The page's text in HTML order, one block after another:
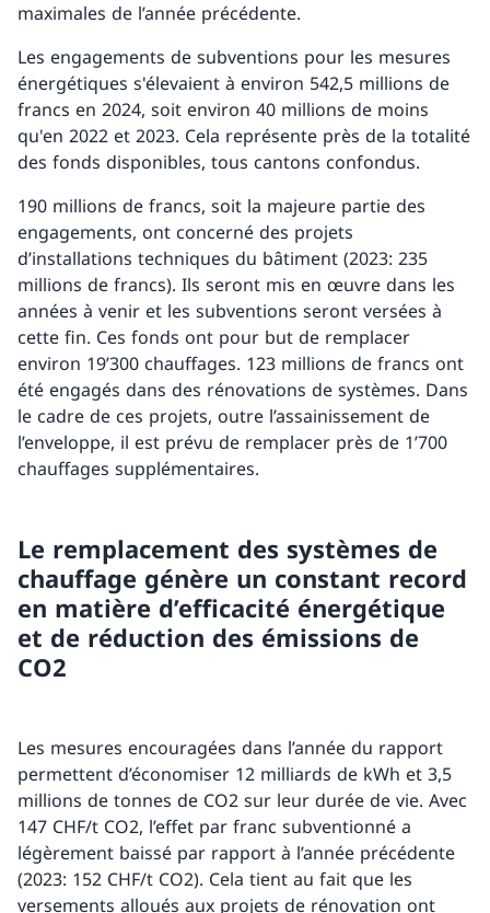
maximales de l’année précédente.
Les engagements de subventions pour les mesures
énergétiques s'élevaient à environ 542,5 millions de
francs en 2024, soit environ 40 millions de moins
qu'en 2022 et 2023. Cela représente près de la totalité
des fonds disponibles, tous cantons confondus.
190 millions de francs, soit la majeure partie des
engagements, ont concerné des projets
d’installations techniques du bâtiment (2023: 235
millions de francs). Ils seront mis en œuvre dans les
années à venir et les subventions seront versées à
cette fin. Ces fonds ont pour but de remplacer
environ 19’300 chauffages. 123 millions de francs ont
été engagés dans des rénovations de systèmes. Dans
le cadre de ces projets, outre l’assainissement de
l’enveloppe, il est prévu de remplacer près de 1’700
chauffages supplémentaires.
Le remplacement des systèmes de
chauffage génère un constant record
en matière d’efficacité énergétique
et de réduction des émissions de
CO2
Les mesures encouragées dans l’année du rapport
permettent d’économiser 12 milliards de kWh et 3,5
millions de tonnes de CO2 sur leur durée de vie. Avec
147 CHF/t CO2, l’effet par franc subventionné a
légèrement baissé par rapport à l’année précédente
(2023: 152 CHF/t CO2). Cela tient au fait que les
versements alloués aux projets de rénovation ont